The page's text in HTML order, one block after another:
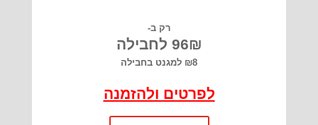
רק ב-
96₪ לחבילה
₪8 למגנט בחבילה
לפרטים ולהזמנה